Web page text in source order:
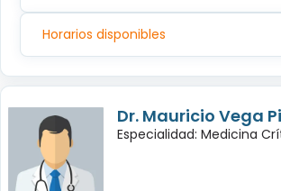
Horarios disponibles
Dr. Mauricio Vega
Especialidad: Medicina